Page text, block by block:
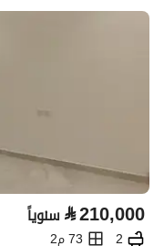
⃁210,000 سنوياً
2
73 م2